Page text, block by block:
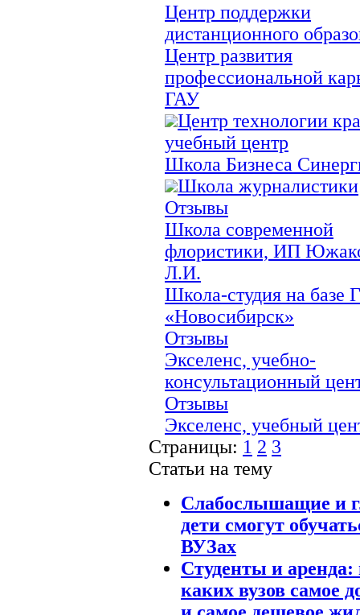
Центр поддержки
дистанционного
Центр развития
профессиональной
ГАУ
Центр технологии
учебный центр
Школа Бизнеса
Школа журналистики
Отзывы
Школа современной
флористики, ИП
Л.И.
Школа-студия на базе
«Новосибирск»
Отзывы
Экселенс, учебно-
консультационный
Отзывы
Экселенс, учебный
Страницы: 1 2 3
Статьи на тему
Слабослышащие и
дети смогут
ВУЗах
Студенты и аренда:
каких вузов самое